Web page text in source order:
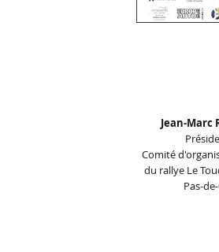
Jean-Marc
Comité
du rallye Le
Pas-